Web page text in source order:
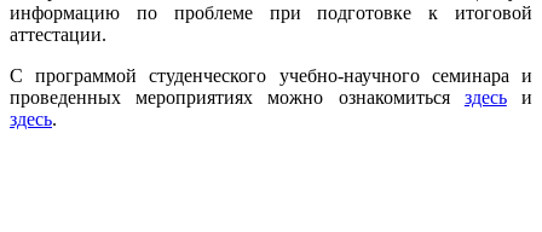
информацию по проблеме при подготовке к итоговой
аттестации.
С программой студенческого учебно-научного семинара и
проведенных мероприятиях можно ознакомиться здесьи
здесь.